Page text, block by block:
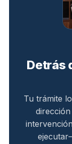
Detrás
Tu trámite